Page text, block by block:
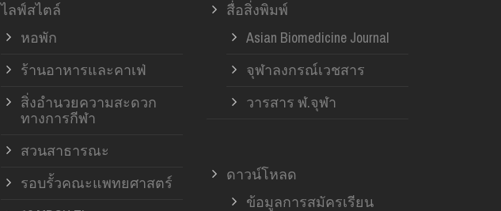
ไลฟ์สไตล์
หอพัก
ร้านอาหารและคาเฟ่
สิ่งอำนวยความสะดวก
ทางการกีฬา
สวนสาธารณะ
รอบรั้วคณะแพทยศาสตร์
สื่อสิ่งพิมพ์
Asian Biomedicine Journal
จุฬาลงกรณ์เวชสาร
วารสาร ฬ.จุฬา
ดาวน์โหลด
ข้อมูลการสมัครเรียน